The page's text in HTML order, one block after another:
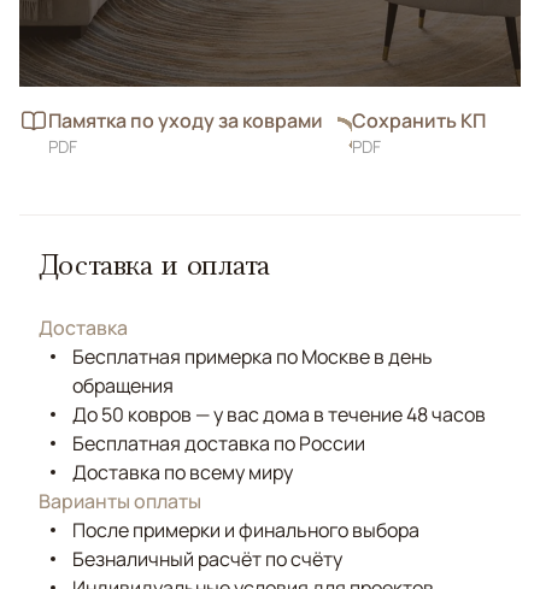
Памятка по уходу за коврами
PDF
Сохранить КП
PDF
Доставка и оплата
Доставка
Бесплатная примерка по Москве в день
обращения
До 50 ковров — у вас дома в течение 48 часов
Бесплатная доставка по России
Доставка по всему миру
Варианты оплаты
После примерки и финального выбора
Безналичный расчёт по счёту